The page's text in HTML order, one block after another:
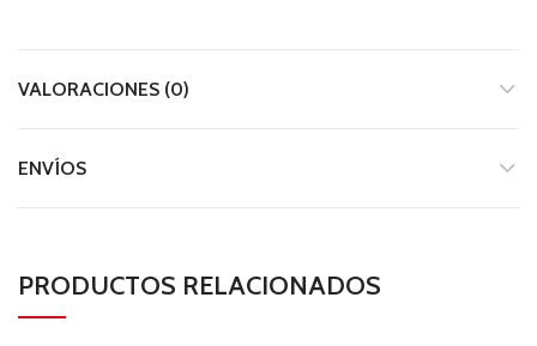
VALORACIONES (0)
ENVÍOS
PRODUCTOS RELACIONADOS